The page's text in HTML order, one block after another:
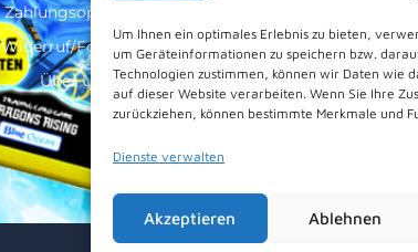
Um Ihnen ein optimales Erlebnis zu bieten,
um Geräteinformationen zu speichern bzw.
Technologien zustimmen, können wir Daten wie
auf dieser Website verarbeiten. Wenn Sie Ihre
zurückziehen, können bestimmte Merkmale und
Dienste verwalten
Akzeptieren Ablehnen
Zahlungsoptionen
Widerruf/Formular
Über Uns
Cookies (EU)
Vertrag widerrufen
Kontakt